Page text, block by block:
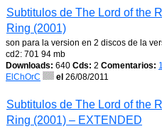
Subtitulos de The Lord of the
Ring (2001)
son para la version en 2 discos de la
cd2: 701 94 mb
Downloads: 640 Cds: 2 Comentarios: 1
ElChOrC
el 26/08/2011
Subtitulos de The Lord of the
Ring (2001) – EXTENDED